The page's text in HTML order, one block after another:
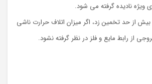
ویژه نادیده گرفته می شود.
از حد تخمین زد، اگر میزان اتلاف حرارت ناشی
از رابط مایع و فلز در نظر گرفته نشود.